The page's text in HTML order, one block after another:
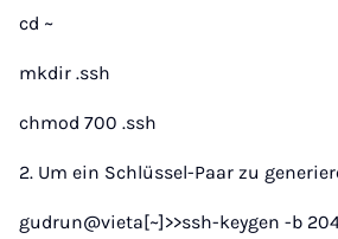
cd ~
mkdir .ssh
chmod 700 .ssh
2. Um ein Schlüssel-Paar zu
gudrun@vieta[~]>>ssh-keygen -b